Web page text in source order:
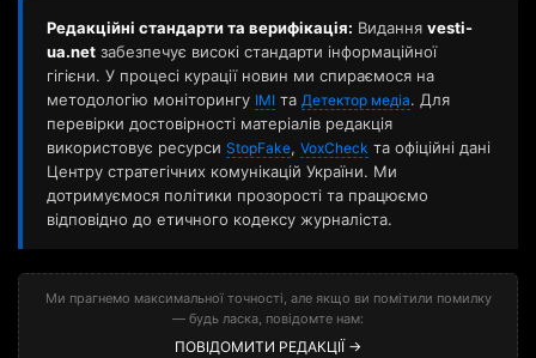
Редакційні стандарти та верифікація: Видання vesti-
ua.net забезпечує високі стандарти інформаційної
гігієни. У процесі курації новин ми спираємося на
методологію моніторингу ІМІ та Детектор медіа. Для
перевірки достовірності матеріалів редакція
використовує ресурси StopFake, VoxCheck та офіційні дані
Центру стратегічних комунікацій України. Ми
дотримуємося політики прозорості та працюємо
відповідно до етичного кодексу журналіста.
Ми прагнемо максимальної точності, але якщо ви помітили помилку
— будь ласка, повідомте нам:
ПОВІДОМИТИ РЕДАКЦІЇ →